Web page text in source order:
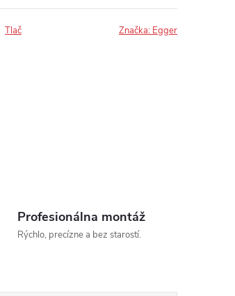
Tlač Značka: Egger
Profesionálna montáž
Rýchlo, precízne a bez starostí.